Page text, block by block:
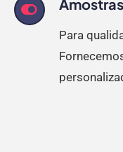
Para